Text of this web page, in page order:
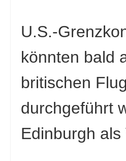
U.S.-
könnten bald
britischen
durchgeführt
Edinburgh als